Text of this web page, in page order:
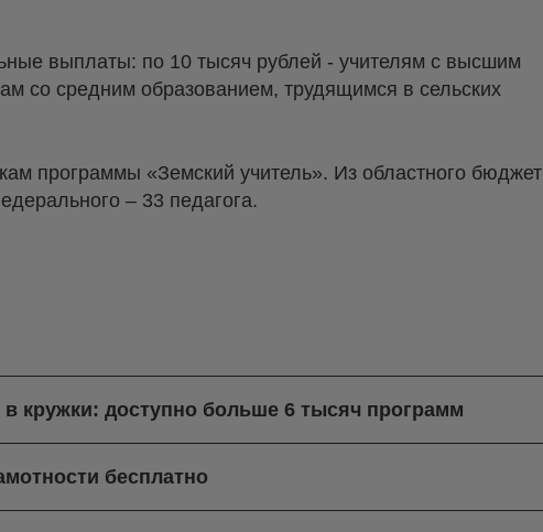
выплаты: по 10 тысяч рублей - учителям с высшим
со средним образованием, трудящимся в сельских
программы «Земский учитель». Из областного бюджет
– 33 педагога.
кружки: доступно больше 6 тысяч программ
бесплатно